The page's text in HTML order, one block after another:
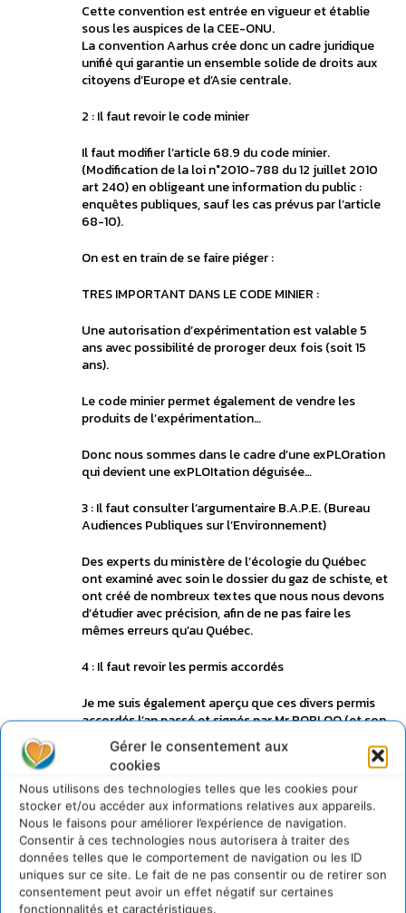
Gérer le consentement aux
cookies
Nous utilisons des technologies telles que les cookies pour
stocker et/ou accéder aux informations relatives aux appareils.
Nous le faisons pour améliorer l’expérience de navigation.
Consentir à ces technologies nous autorisera à traiter des
données telles que le comportement de navigation ou les ID
uniques sur ce site. Le fait de ne pas consentir ou de retirer son
consentement peut avoir un effet négatif sur certaines
fonctionnalités et caractéristiques.
Cette convention est entrée en vigueur et établie
sous les auspices de la CEE-ONU.
La convention Aarhus crée donc un cadre juridique
unifié qui garantie un ensemble solide de droits aux
citoyens d’Europe et d’Asie centrale.
2 : Il faut revoir le code minier
Il faut modifier l’article 68.9 du code minier.
(Modification de la loi n°2010-788 du 12 juillet 2010
art 240) en obligeant une information du public :
enquêtes publiques, sauf les cas prévus par l’article
68-10).
On est en train de se faire piéger :
TRES IMPORTANT DANS LE CODE MINIER :
Une autorisation d’expérimentation est valable 5
ans avec possibilité de proroger deux fois (soit 15
ans).
Le code minier permet également de vendre les
produits de l’expérimentation…
Donc nous sommes dans le cadre d’une exPLOration
qui devient une exPLOItation déguisée…
3 : Il faut consulter l’argumentaire B.A.P.E. (Bureau
Audiences Publiques sur l’Environnement)
Des experts du ministère de l’écologie du Québec
ont examiné avec soin le dossier du gaz de schiste, et
ont créé de nombreux textes que nous nous devons
d’étudier avec précision, afin de ne pas faire les
mêmes erreurs qu’au Québec.
4 : Il faut revoir les permis accordés
Je me suis également aperçu que ces divers permis
accordés l’an passé et signés par Mr BORLOO (et son
chef de cabinet qui est maintenant Préfet Rhône
Alpes) ont été accordés sans appel d’offres, et sont
donc irréguliers.
Cette faille permettrait sans doute de les annuler
simplement et sans dédommagement…
Les Sénateurs et les députés ont-ils vu tout cela
?????
J’ai donné un rapport de plus de mille pages à un